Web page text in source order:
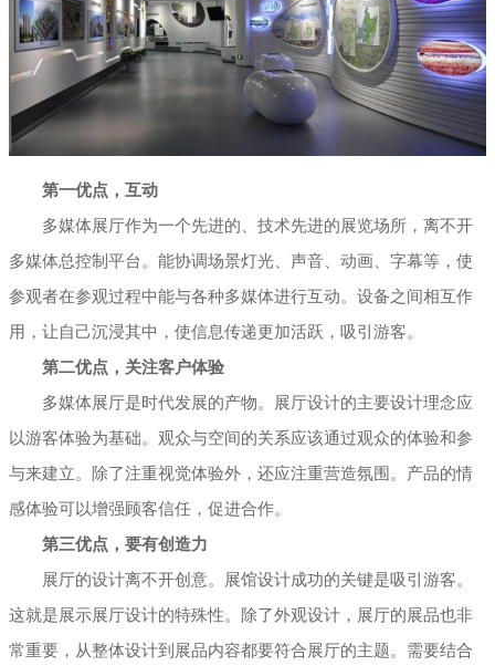
第一优点，互动
多媒体展厅作为一个先进的、技术先进的展览场所，离不开
多媒体总控制平台。能协调场景灯光、声音、动画、字幕等，使
参观者在参观过程中能与各种多媒体进行互动。设备之间相互作
用，让自己沉浸其中，使信息传递更加活跃，吸引游客。
第二优点，关注客户体验
多媒体展厅是时代发展的产物。展厅设计的主要设计理念应
以游客体验为基础。观众与空间的关系应该通过观众的体验和参
与来建立。除了注重视觉体验外，还应注重营造氛围。产品的情
感体验可以增强顾客信任，促进合作。
第三优点，要有创造力
展厅的设计离不开创意。展馆设计成功的关键是吸引游客。
这就是展示展厅设计的特殊性。除了外观设计，展厅的展品也非
常重要，从整体设计到展品内容都要符合展厅的主题。需要结合